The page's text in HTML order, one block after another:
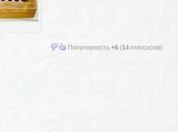
Популярность +6 (14 голоса(ов))